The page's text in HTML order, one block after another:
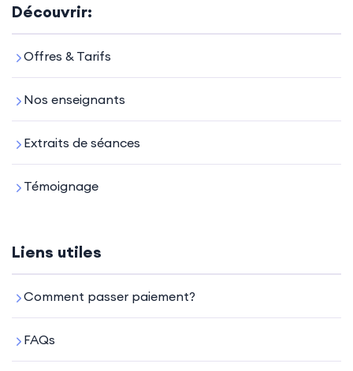
Découvrir:
Offres & Tarifs
Nos enseignants
Extraits de séances
Témoignage
Liens utiles
Comment passer paiement?
FAQs